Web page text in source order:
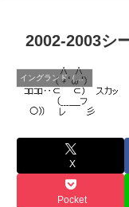
2002-2003シ
イングランド（プレミア）
X
Pocket